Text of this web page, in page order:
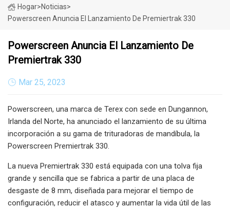
Hogar>Noticias>
Powerscreen Anuncia El Lanzamiento De Premiertrak 330
Powerscreen Anuncia El Lanzamiento De
Premiertrak 330
Mar 25, 2023
Powerscreen, una marca de Terex con sede en Dungannon,
Irlanda del Norte, ha anunciado el lanzamiento de su última
incorporación a su gama de trituradoras de mandíbula, la
Powerscreen Premiertrak 330.
La nueva Premiertrak 330 está equipada con una tolva fija
grande y sencilla que se fabrica a partir de una placa de
desgaste de 8 mm, diseñada para mejorar el tiempo de
configuración, reducir el atasco y aumentar la vida útil de las